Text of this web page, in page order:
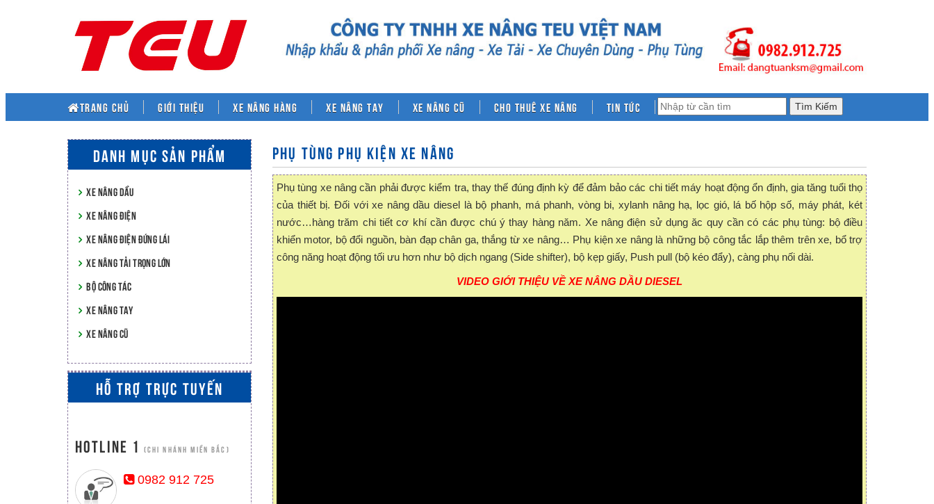
TRANG CHỦ Giới thiệu XE NÂNG HÀNG Xe nâng tay Xe nâng cũ Cho thuê xe nâng Tin tức
PHỤ TÙNG PHỤ KIỆN XE NÂNG
Phụ tùng xe nâng cần phải được kiểm tra, thay thế đúng định kỳ để đảm bảo các chi tiết máy hoạt động ổn định, gia tăng tuổi thọ
của thiết bị. Đối với xe nâng dầu diesel là bộ phanh, má phanh, vòng bi, xylanh nâng hạ, lọc gió, lá bố hộp số, máy phát, két
nước…hàng trăm chi tiết cơ khí cần được chú ý thay hàng năm. Xe nâng điện sử dụng ăc quy cần có các phụ tùng: bộ điều
khiển motor, bộ đổi nguồn, bàn đạp chân ga, thắng từ xe nâng… Phụ kiện xe nâng là những bộ công tắc lắp thêm trên xe, bổ trợ
công năng hoạt động tối ưu hơn như bộ dịch ngang (Side shifter), bộ kẹp giấy, Push pull (bộ kéo đẩy), càng phụ nối dài.
VIDEO GIỚI THIỆU VỀ XE NÂNG DẦU DIESEL
DANH MỤC SẢN PHẨM
XE NÂNG DẦU
XE NÂNG ĐIỆN
XE NÂNG ĐIỆN ĐỨNG LÁI
XE NÂNG TẢI TRỌNG LỚN
BỘ CÔNG TÁC
XE NÂNG TAY
XE NÂNG CŨ
HỖ TRỢ TRỰC TUYẾN
Hotline 1 (CHI NHÁNH MIỀN BẮC)
0982 912 725